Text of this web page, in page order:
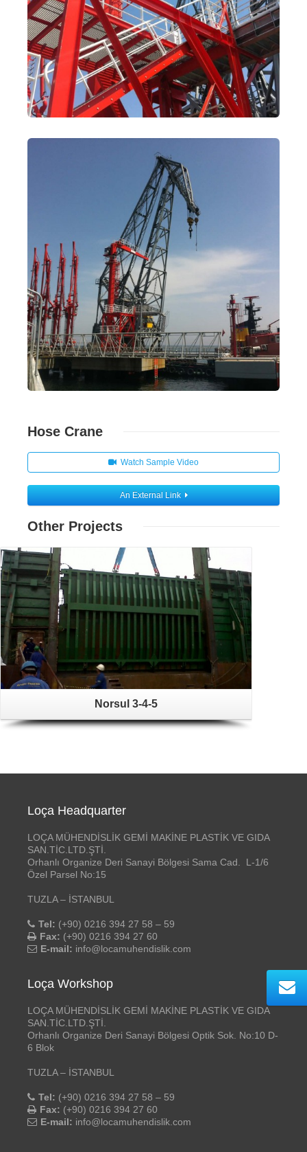
Hose Crane
Watch Sample Video
An External Link
Other Projects
Norsul 3-4-5
Loça Headquarter
LOÇA MÜHENDİSLİK GEMİ MAKİNE PLASTİK VE GIDA
SAN.TİC.LTD.ŞTİ.
Orhanlı Organize Deri Sanayi Bölgesi Sama Cad. L-1/6
Özel Parsel No:15
TUZLA – İSTANBUL
Tel: (+90) 0216 394 27 58 – 59
Fax: (+90) 0216 394 27 60
E-mail: info@locamuhendislik.com
Loça Workshop
LOÇA MÜHENDİSLİK GEMİ MAKİNE PLASTİK VE GIDA
SAN.TİC.LTD.ŞTİ.
Orhanlı Organize Deri Sanayi Bölgesi Optik Sok. No:10 D-
6 Blok
TUZLA – İSTANBUL
Tel: (+90) 0216 394 27 58 – 59
Fax: (+90) 0216 394 27 60
E-mail: info@locamuhendislik.com